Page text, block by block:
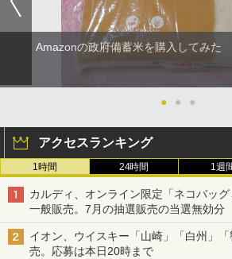
Amazonの政府備蓄米を購入してみた
● ● ●
アクセスランキング
1時間 24時間 1週
カルディ、オンライン限定「ネコバッ
一般販売。7月の抽選販売の当選無効分
イオン、ウイスキー「山崎」「白州」
売。応募は本日20時まで